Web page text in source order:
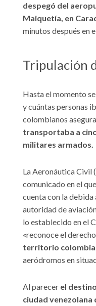
despegó del
Maiquetía, en
minutos después en
Tripulación
Hasta el momento
y cuántas personas
colombianos
transportaba a
militares armados.
La Aeronáutica Civil
comunicado en el
cuenta con la
autoridad de
lo establecido en el
«reconoce el
territorio
aeródromos en
Al parecer el
ciudad venezolana